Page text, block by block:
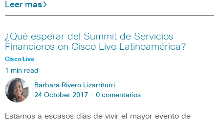
Leer mas
¿Qué esperar del Summit de Servicios
Financieros en Cisco Live Latinoamérica?
Cisco Live
1 min read
Barbara Rivero Lizarriturri
24 October 2017 - 0 comentarios
Estamos a escasos días de vivir el mayor evento de